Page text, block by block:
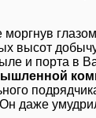
высот
и порта в
даже